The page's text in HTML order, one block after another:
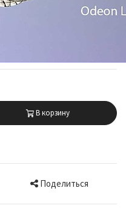
В корзину
Поделиться